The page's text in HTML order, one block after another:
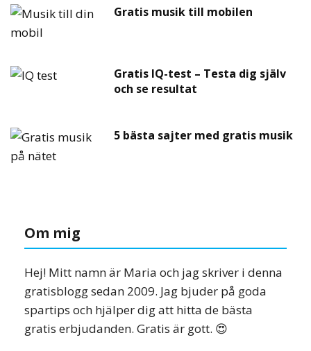
Gratis musik till mobilen
Gratis IQ-test – Testa dig själv
och se resultat
5 bästa sajter med gratis musik
Om mig
Hej! Mitt namn är Maria och jag skriver i denna
gratisblogg sedan 2009. Jag bjuder på goda
spartips och hjälper dig att hitta de bästa
gratis erbjudanden. Gratis är gott. 😍